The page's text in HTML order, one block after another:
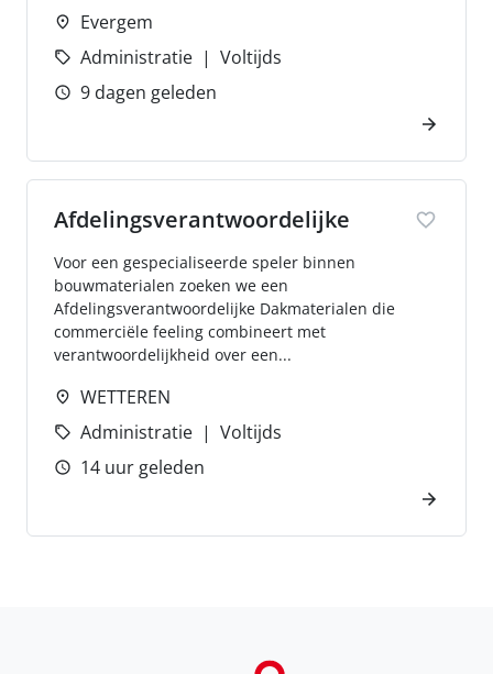
Evergem
Administratie
Voltijds
9 dagen geleden
Afdelingsverantwoordelijke
Voor een gespecialiseerde speler binnen
bouwmaterialen zoeken we een
Afdelingsverantwoordelijke Dakmaterialen die
commerciële feeling combineert met
verantwoordelijkheid over een...
WETTEREN
Administratie
Voltijds
14 uur geleden